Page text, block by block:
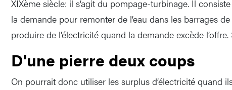
XIXème siècle: il s’agit du pompage-turbinage. Il
la demande pour remonter de l’eau dans les barrages
produire de l’électricité quand la demande excède
D'une pierre deux coups
On pourrait donc utiliser les surplus d’électricité quand